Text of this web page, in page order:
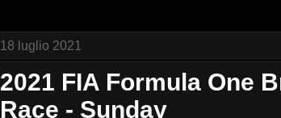
18 luglio 2021
2021 FIA Formula One
Race - Sunday